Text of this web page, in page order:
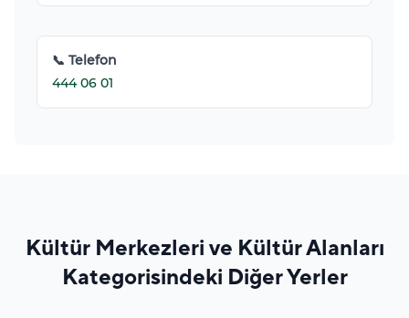
📞 Telefon
444 06 01
Kültür Merkezleri ve Kültür Alanları
Kategorisindeki Diğer Yerler